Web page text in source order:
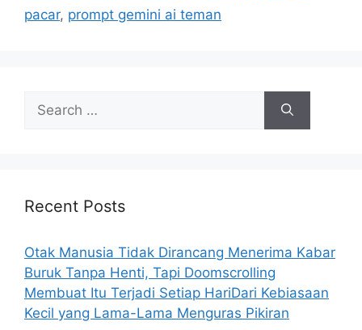
pacar, prompt gemini ai teman
h
r
:
Recent Posts
Otak Manusia Tidak Dirancang Menerima Kabar
Buruk Tanpa Henti, Tapi Doomscrolling
Membuat Itu Terjadi Setiap HariDari Kebiasaan
Kecil yang Lama-Lama Menguras Pikiran